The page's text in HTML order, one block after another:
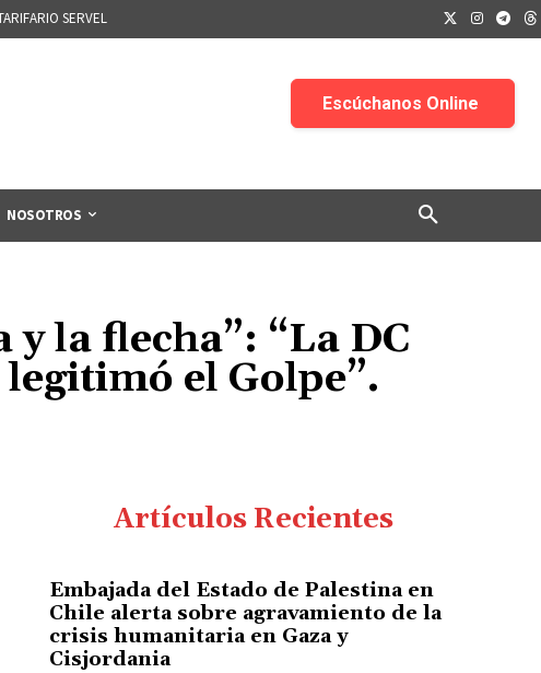
SERVEL
NOSOTROS
la flecha”: “La DC
el Golpe”.
Artículos Recientes
Embajada del Estado de Palestina en
Chile alerta sobre agravamiento de la
crisis humanitaria en Gaza y
Cisjordania